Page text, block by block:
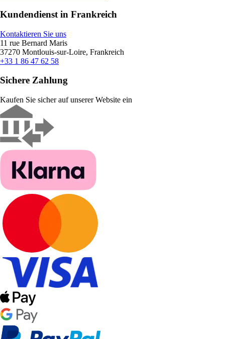
Kundendienst in Frankreich
Kontaktieren Sie uns
11 rue Bernard Maris
37270 Montlouis-sur-Loire, Frankreich
+33 1 86 47 62 58
Sichere Zahlung
Kaufen Sie sicher auf unserer Website ein